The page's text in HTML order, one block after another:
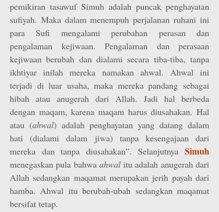
pemikiran tasawuf Simuh adalah puncak penghayatan
sufiyah. Maka dalam menempuh perjalanan ruhani ini
para Sufi mengalami perubahan perasan dan
pengalaman kejiwaan. Pengalaman dan perasaan
kejiwaan berubah dan dialami secara tiba-tiba, tanpa
ikhtiyar inilah mereka namakan ahwal. Ahwal ini
terjadi di luar usaha, maka mereka pandang sebagai
hibah atau anugerah dari Allah. Jadi hal berbeda
dengan maqam, karena maqam harus diusahakan. Hal
atau (ahwal) adalah penghayatan yang datang dalam
hati (dialami dalam jiwa) tanpa kesengajaan dari
mereka dan tanpa diusahakan”. Selanjutnya Simuh
menegaskan pula bahwa ahwalitu adalah anugerah dari
Allah sedangkan maqamat merupakan jerih payah dari
hamba. Ahwal itu berubah-ubah sedangkan maqamat
bersifat tetap.